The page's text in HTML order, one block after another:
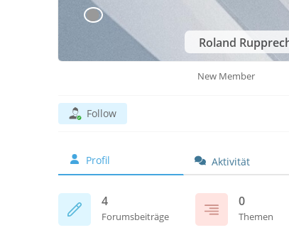
Roland
New Member
Follow
Profil Aktivität
4
Forumsbeiträge
0
Themen